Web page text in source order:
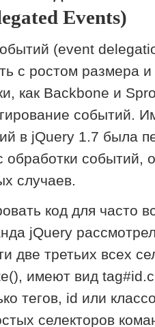
Events)
(event
с ростом размера
как Backbone и
событий.
в jQuery 1.7 была
обработки событий,
случаев.
код для часто
jQuery
две третьих всех
имеют вид
тегов, id или
селекторов